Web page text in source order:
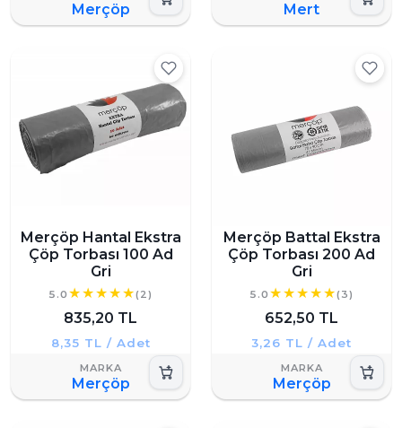
Merçöp Mert
Merçöp Hantal Ekstra
Çöp Torbası 100 Ad
Gri
5.0 (2)
835,20 TL
8,35 TL / Adet
Merçöp
Merçöp Battal Ekstra
Çöp Torbası 200 Ad
Gri
5.0 (3)
652,50 TL
3,26 TL / Adet
Merçöp